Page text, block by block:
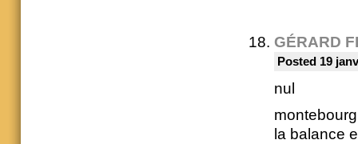
GÉRARD
Posted 19
nul
la balance